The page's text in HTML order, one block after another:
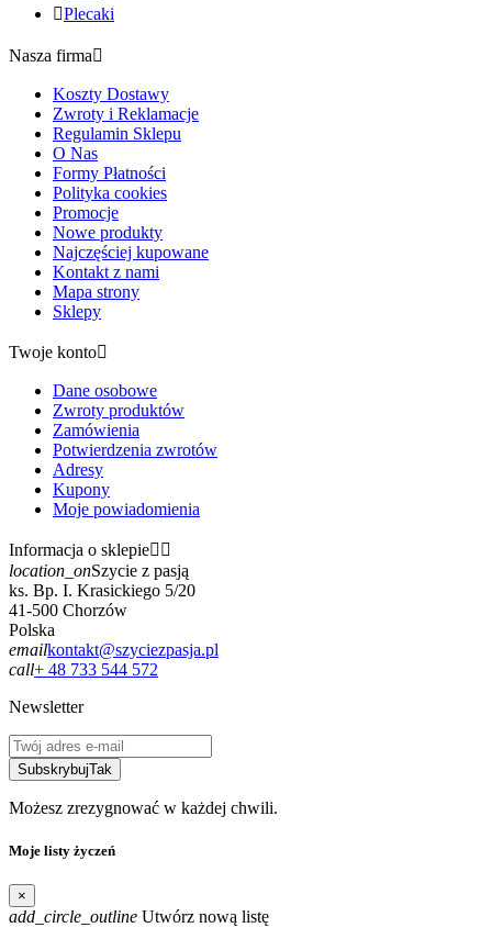
Plecaki
Nasza firma
Koszty Dostawy
Zwroty i Reklamacje
Regulamin Sklepu
O Nas
Formy Płatności
Polityka cookies
Promocje
Nowe produkty
Najczęściej kupowane
Kontakt z nami
Mapa strony
Sklepy
Twoje konto
Dane osobowe
Zwroty produktów
Zamówienia
Potwierdzenia zwrotów
Adresy
Kupony
Moje powiadomienia
Informacja o sklepie 
location_onSzycie z pasją
ks. Bp. I. Krasickiego 5/20
41-500 Chorzów
Polska
emailkontakt@szyciezpasja.pl
call+ 48 733 544 572
Newsletter
SubskrybujTak
Możesz zrezygnować w każdej chwili.
Moje listy życzeń
×
add_circle_outline Utwórz nową listę